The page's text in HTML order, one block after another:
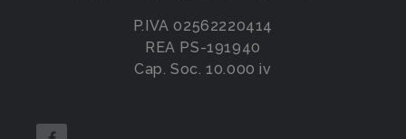
P.IVA 02562220414
REA PS-191940
Cap. Soc. 10.000 iv